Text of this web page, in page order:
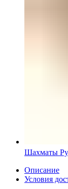
Шахматы
Описание
Условия